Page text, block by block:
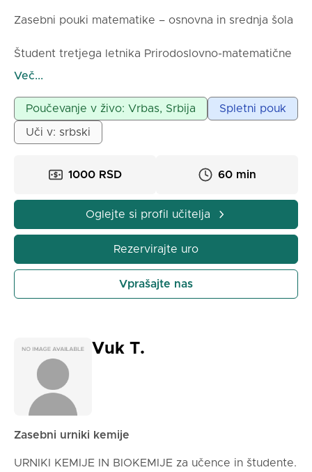
Zasebni pouki matematike – osnovna in srednja šola
Študent tretjega letnika Prirodoslovno-matematične
fakultete v Novem Sadu ponuja zasebne pouke
Pouki izvajam:
V živo – na območju občine Vrbas
vam ustreza)
Premagovanju gradiva in pripravi na nadzorne in
Rednem spremljanju pouka in domačih nalog
Več...
Poučevanje v živo: Vrbas, Srbija Spletni pouk
Uči v: srbski
1000 RSD 60 min
Oglejte si profil učitelja
Rezervirajte uro
Vprašajte nas
Vuk T.
Zasebni urniki kemije
URNIKI KEMIJE IN BIOKEMIJE za učence in študente.